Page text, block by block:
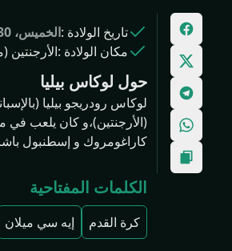
تاريخ الولادة :الخميس، 30 كانون الثاني 1986
مكان الولادة :
حول لوكاس بيليا
(الأرجنتين)،و كان يلعب في
كاراغومروك و إسطنبول
الكلمات المفتاحية
كرة القدم إيه سي ميلان